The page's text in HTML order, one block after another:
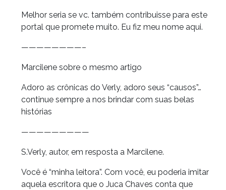
Melhor seria se vc. também contribuisse para este
portal que promete muito. Eu fiz meu nome aqui.
————————–
Marcilene sobre o mesmo artigo
Adoro as crônicas do Verly, adoro seus “causos”…
continue sempre a nos brindar com suas belas
histórias
—————————
S.Verly, autor, em resposta a Marcilene.
Você é “minha leitora”. Com você, eu poderia imitar
aquela escritora que o Juca Chaves conta que